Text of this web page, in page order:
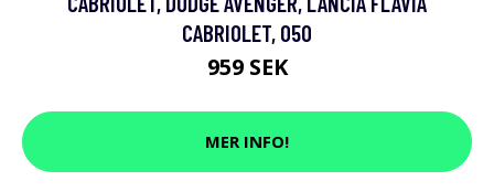
CABRIOLET, 050
959 SEK
MER INFO!